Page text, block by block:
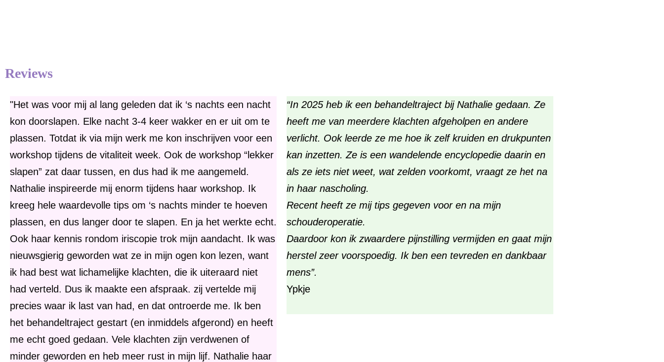
Reviews
"Het was voor mij al lang geleden dat ik ‘s nachts een nacht
kon doorslapen. Elke nacht 3-4 keer wakker en er uit om te
plassen. Totdat ik via mijn werk me kon inschrijven voor een
workshop tijdens de vitaliteit week. Ook de workshop “lekker
slapen” zat daar tussen, en dus had ik me aangemeld.
Nathalie inspireerde mij enorm tijdens haar workshop. Ik
kreeg hele waardevolle tips om ‘s nachts minder te hoeven
plassen, en dus langer door te slapen. En ja het werkte echt.
Ook haar kennis rondom iriscopie trok mijn aandacht. Ik was
nieuwsgierig geworden wat ze in mijn ogen kon lezen, want
ik had best wat lichamelijke klachten, die ik uiteraard niet
had verteld. Dus ik maakte een afspraak. zij vertelde mij
precies waar ik last van had, en dat ontroerde me. Ik ben
het behandeltraject gestart (en inmiddels afgerond) en heeft
me echt goed gedaan. Vele klachten zijn verdwenen of
minder geworden en heb meer rust in mijn lijf. Nathalie haar
“In 2025 heb ik een behandeltraject bij Nathalie gedaan. Ze
heeft me van meerdere klachten afgeholpen en andere
verlicht. Ook leerde ze me hoe ik zelf kruiden en drukpunten
kan inzetten. Ze is een wandelende encyclopedie daarin en
als ze iets niet weet, wat zelden voorkomt, vraagt ze het na
in haar nascholing.
Recent heeft ze mij tips gegeven voor en na mijn
schouderoperatie.
Daardoor kon ik zwaardere pijnstilling vermijden en gaat mijn
herstel zeer voorspoedig. Ik ben een tevreden en dankbaar
mens”.
Ypkje